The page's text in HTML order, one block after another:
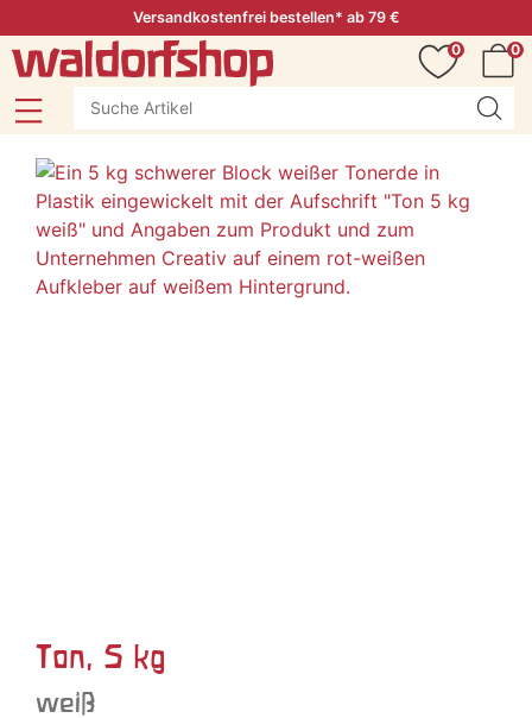
Versandkostenfrei bestellen* ab 79 €
0
0
Ton, 5 kg
weiß